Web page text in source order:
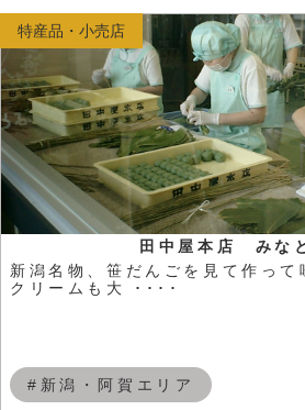
田中屋本店 みな
新潟名物、笹だんごを見て作って
クリームも大 ････
#新潟・阿賀エリア
特産品・小売店